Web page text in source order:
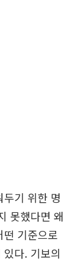
기 위한 명
못했다면 왜
기준으로
다. 기보의